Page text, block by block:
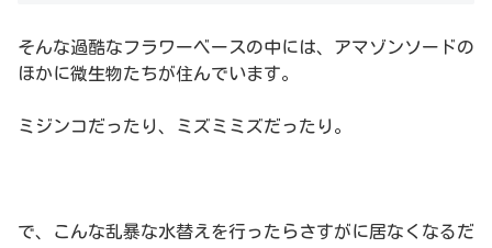
そんな過酷なフラワーベースの中には、アマゾンソードの
ほかに微生物たちが住んでいます。
ミジンコだったり、ミズミミズだったり。
で、こんな乱暴な水替えを行ったらさすがに居なくなるだ